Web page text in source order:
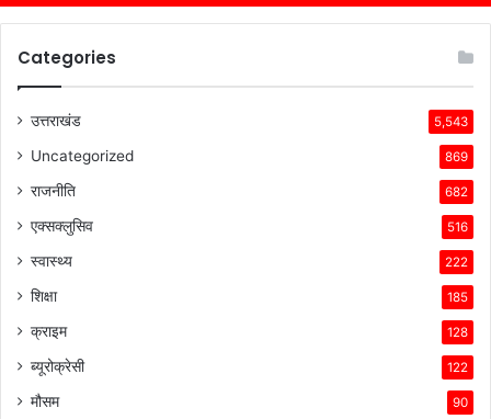
Categories
उत्तराखंड 5,543
Uncategorized 869
राजनीति 682
एक्सक्लुसिव 516
स्वास्थ्य 222
शिक्षा 185
क्राइम 128
ब्यूरोक्रेसी 122
मौसम 90